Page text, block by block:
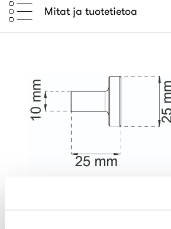
Mitat ja tuotetietoa